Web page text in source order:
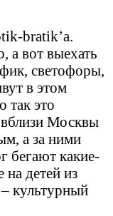
bratik’а.
а вот выехать
светофоры,
в этом
так это
Москвы
а за ними
бегают какие-
на детей из
культурный